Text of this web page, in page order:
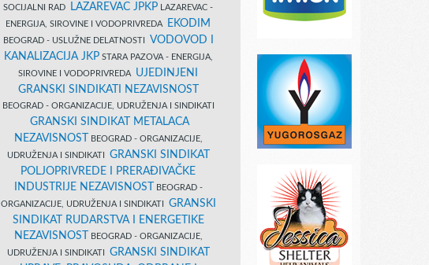
SOCIJALNI RAD
LAZAREVAC JPKP LAZAREVAC -
ENERGIJA, SIROVINE I VODOPRIVREDA
EKODIM
BEOGRAD - USLUŽNE DELATNOSTI VODOVOD I
KANALIZACIJA JKPSTARA PAZOVA - ENERGIJA,
SIROVINE I VODOPRIVREDA UJEDINJENI
GRANSKI SINDIKATI NEZAVISNOST
BEOGRAD - ORGANIZACIJE, UDRUŽENJA I SINDIKATI
GRANSKI SINDIKAT METALACA
NEZAVISNOST
BEOGRAD - ORGANIZACIJE,
UDRUŽENJA I SINDIKATI GRANSKI SINDIKAT
POLJOPRIVREDE I PRERAĐIVAČKE
INDUSTRIJE NEZAVISNOST
BEOGRAD -
ORGANIZACIJE, UDRUŽENJA I SINDIKATI GRANSKI
SINDIKAT RUDARSTVA I ENERGETIKE
NEZAVISNOST
BEOGRAD - ORGANIZACIJE,
UDRUŽENJA I SINDIKATI GRANSKI SINDIKAT